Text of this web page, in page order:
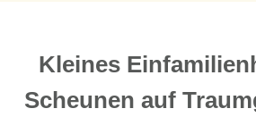
Kleines
Scheunen auf